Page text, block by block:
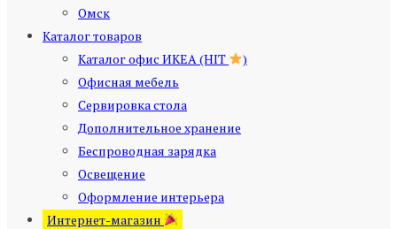
Омск
Каталог товаров
Каталог офис ИКЕА (HIT
)
Офисная мебель
Сервировка стола
Дополнительное хранение
Беспроводная зарядка
Освещение
Оформление интерьера
Интернет-магазин